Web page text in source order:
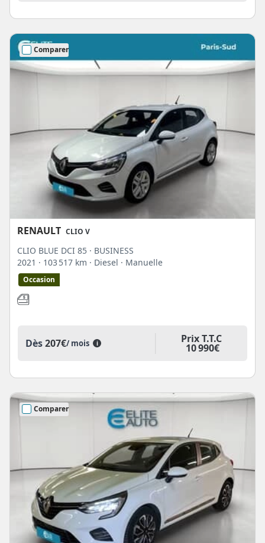
Comparer
RENAULT CLIO V
CLIO BLUE DCI 85 · BUSINESS
2021 · 103 517 km · Diesel · Manuelle
Occasion
Dès207€/ mois i Prix T.T.C
10 990€
Comparer